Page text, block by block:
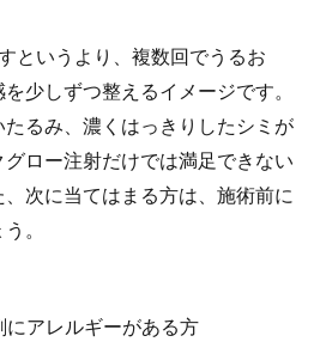
というより、複数回でうるお
少しずつ整えるイメージです。
るみ、濃くはっきりしたシミが
ロー注射だけでは満足できない
次に当てはまる方は、施術前に
。
アレルギーがある方